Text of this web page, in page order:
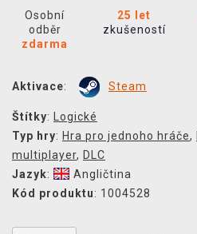
Osobní
odběr
zdarma
25 let
zkušeností
Aktivace: Steam
Štítky: Logické
Typ hry: Hra pro jednoho hráče,
multiplayer, DLC
Jazyk:
Angličtina
Kód produktu: 1004528